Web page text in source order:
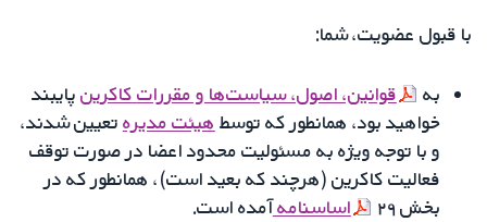
با قبول عضویت، شما:
به قوانین، اصول، سیاست‌ها و مقررات کاکرین پایبند
خواهید بود، همانطور که توسط هیئت مدیره تعیین شدند،
و با توجه ویژه به مسئولیت محدود اعضا در صورت توقف
فعالیت کاکرین (هرچند که بعید است)، همانطور که در
بخش ۲۹
اساسنامهآمده است.